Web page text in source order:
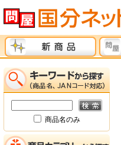
商品名のみ